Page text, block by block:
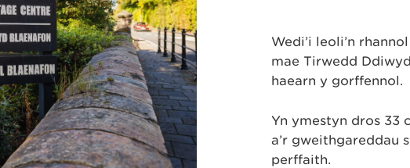
Wedi’i leoli’n
mae Tirwedd
haearn y gorffennol.
Yn ymestyn dros 33
a’r gweithgareddau
perffaith.